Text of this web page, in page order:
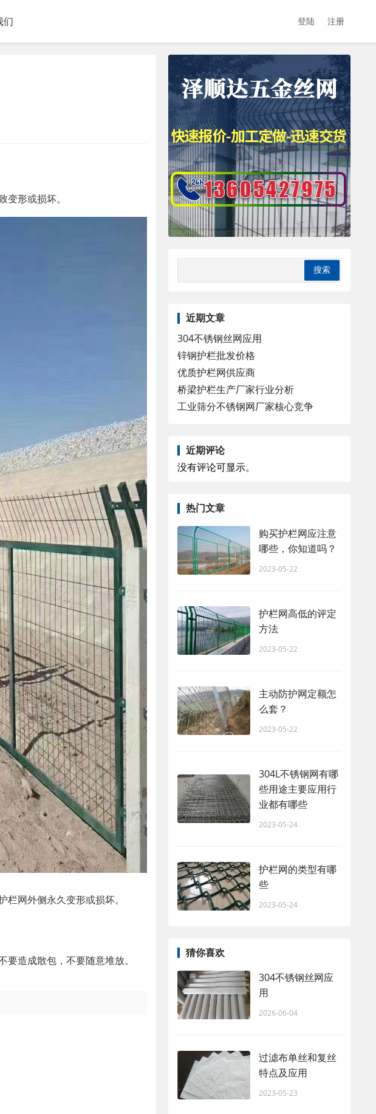
们 登陆 注册
形或损坏。
网外侧永久变形或损坏。
造成散包，不要随意堆放。
近期文章
304不锈钢丝网应用
锌钢护栏批发价格
优质护栏网供应商
桥梁护栏生产厂家行业分析
工业筛分不锈钢网厂家核心竞争
近期评论
没有评论可显示。
热门文章
购买护栏网应注意
哪些，你知道吗？
2023-05-22
护栏网高低的评定
方法
2023-05-22
主动防护网定额怎
么套？
2023-05-22
304L不锈钢网有哪
些用途主要应用行
业都有哪些
2023-05-24
护栏网的类型有哪
些
2023-05-24
猜你喜欢
304不锈钢丝网应
用
2026-06-04
过滤布单丝和复丝
特点及应用
2023-05-23